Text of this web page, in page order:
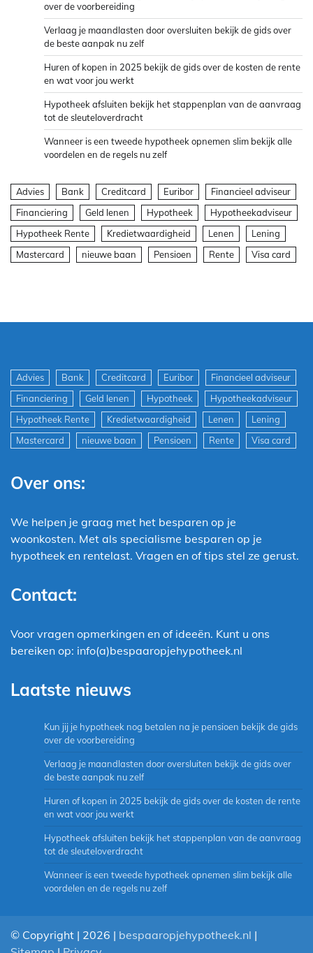
over de voorbereiding
Verlaag je maandlasten door oversluiten bekijk de gids over
de beste aanpak nu zelf
Huren of kopen in 2025 bekijk de gids over de kosten de rente
en wat voor jou werkt
Hypotheek afsluiten bekijk het stappenplan van de aanvraag
tot de sleuteloverdracht
Wanneer is een tweede hypotheek opnemen slim bekijk alle
voordelen en de regels nu zelf
Advies Bank Creditcard Euribor
Financieel adviseur
Financiering
Geld lenen Hypotheek
Hypotheekadviseur
Hypotheek Rente
Kredietwaardigheid Lenen
Lening
Mastercard
nieuwe baan Pensioen Rente Visa card
Advies Bank Creditcard Euribor
Financieel adviseur
Financiering
Geld lenen Hypotheek
Hypotheekadviseur
Hypotheek Rente
Kredietwaardigheid Lenen
Lening
Mastercard
nieuwe baan Pensioen Rente Visa card
Over ons:
We helpen je graag met het besparen op je
woonkosten. Met als specialisme besparen op je
hypotheek en rentelast. Vragen en of tips stel ze gerust.
Contact:
Voor vragen opmerkingen en of ideeën. Kunt u ons
bereiken op: info(a)bespaaropjehypotheek.nl
Laatste nieuws
Kun jij je hypotheek nog betalen na je pensioen bekijk de gids
over de voorbereiding
Verlaag je maandlasten door oversluiten bekijk de gids over
de beste aanpak nu zelf
Huren of kopen in 2025 bekijk de gids over de kosten de rente
en wat voor jou werkt
Hypotheek afsluiten bekijk het stappenplan van de aanvraag
tot de sleuteloverdracht
Wanneer is een tweede hypotheek opnemen slim bekijk alle
voordelen en de regels nu zelf
© Copyright | 2026 | bespaaropjehypotheek.nl |